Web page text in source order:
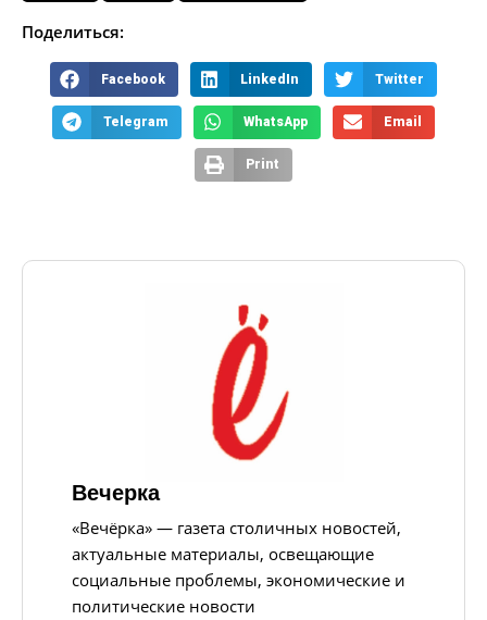
Поделиться:
Facebook LinkedIn Twitter
Telegram WhatsApp Email
Print
Вечерка
«Вечёрка» — газета столичных новостей,
актуальные материалы, освещающие
социальные проблемы, экономические и
политические новости